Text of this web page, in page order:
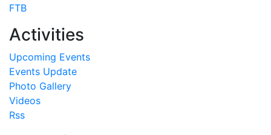
FTB
Activities
Upcoming Events
Events Update
Photo Gallery
Videos
Rss